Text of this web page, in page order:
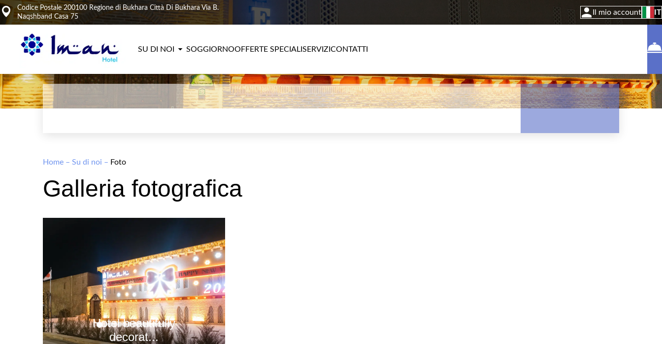
Codice Postale 200100 Regione di Bukhara Città Di Bukhara Via B.
Naqshband Casa 75
Il mio account IT
SU DI NOI SOGGIORNOOFFERTE SPECIALI SERVIZI CONTATTI
Home – Su di noi – Foto
Galleria fotografica
Hotel beautifully
decorat...